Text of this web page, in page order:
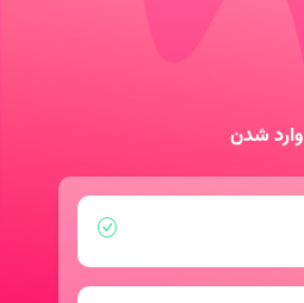
وارد شدن